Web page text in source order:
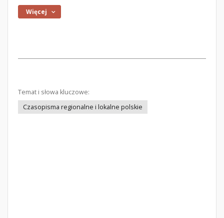
Więcej
Temat i słowa kluczowe:
Czasopisma regionalne i lokalne polskie